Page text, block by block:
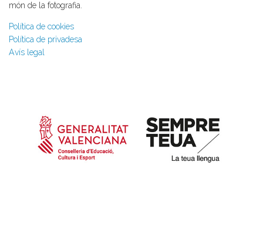
món de la fotografia.
Política de cookies
Política de privadesa
Avís legal